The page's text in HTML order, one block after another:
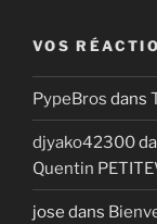
VOS
PypeBros dans
djyako42300
Quentin
jose dans